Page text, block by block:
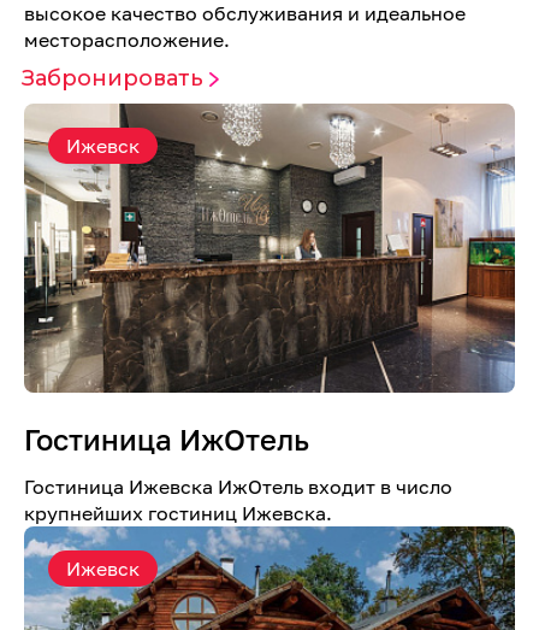
высокое качество обслуживания и идеальное
месторасположение.
Забронировать
Ижевск
Гостиница ИжОтель
Гостиница Ижевска ИжОтель входит в число
крупнейших гостиниц Ижевска.
Ижевск